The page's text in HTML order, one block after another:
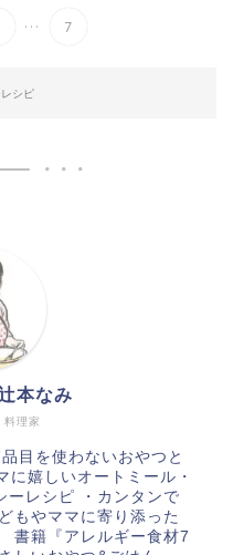
... 7
シピ
料理家
本なみ
目を使わないおやつと
嬉しいオートミール・
ーレシピ ・カンタンで
もやママに寄り添った
書籍『アレルギー食材7